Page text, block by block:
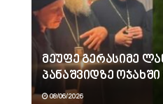
მეუფე გერასიმე
პანაშვიდზე
08/06/2026